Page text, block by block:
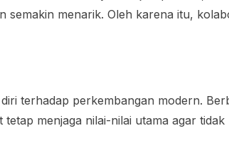
menarik. Oleh karena itu,
terhadap perkembangan modern.
menjaga nilai-nilai utama agar